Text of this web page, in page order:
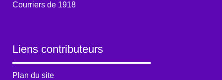
Courriers de 1918
Liens contributeurs
Plan du site